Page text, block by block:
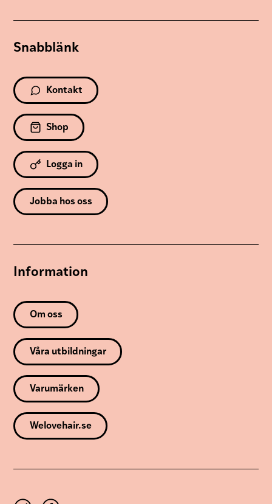
Snabblänk
Kontakt
Shop
Logga in
Jobba hos oss
Information
Om oss
Våra utbildningar
Varumärken
Welovehair.se